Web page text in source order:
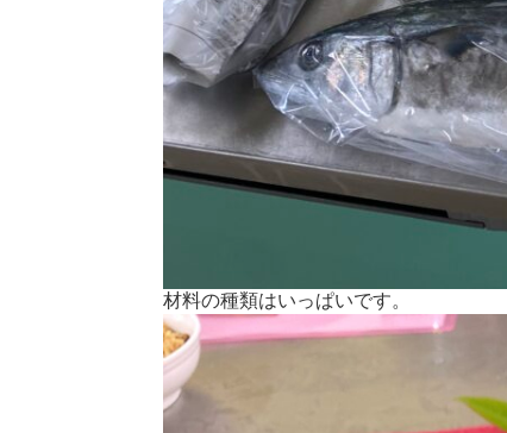
材料の種類はいっぱいです。